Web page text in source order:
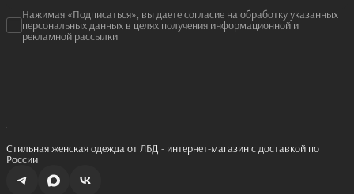
Нажимая «Подписаться», вы даете согласие на обработку указанных
персональных данных в целях получения информационной и
рекламной рассылки
Стильная женская одежда от ЛБД - интернет-магазин с доставкой по
России